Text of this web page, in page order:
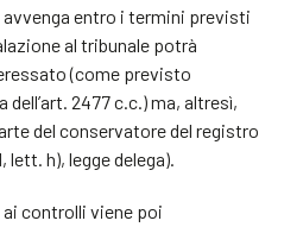
entro i termini previsti
al tribunale potrà
(come previsto
2477 c.c.) ma, altresì,
del conservatore del registro
lett. h), legge delega).
controlli viene poi